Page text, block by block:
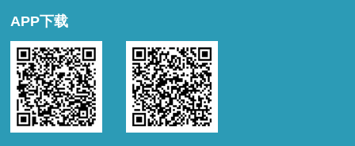
APP下载